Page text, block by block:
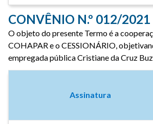
CONVÊNIO N.º 012/2021
O objeto do presente Termo é a
COHAPAR e o CESSIONÁRIO,
empregada pública Cristiane da Cruz
Assinatura